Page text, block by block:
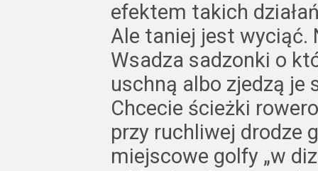
efektem takich
Ale taniej jest wyciąć.
Wsadza sadzonki o
uschną albo zjedzą je
Chcecie ścieżki
przy ruchliwej drodze
miejscowe golfy „w